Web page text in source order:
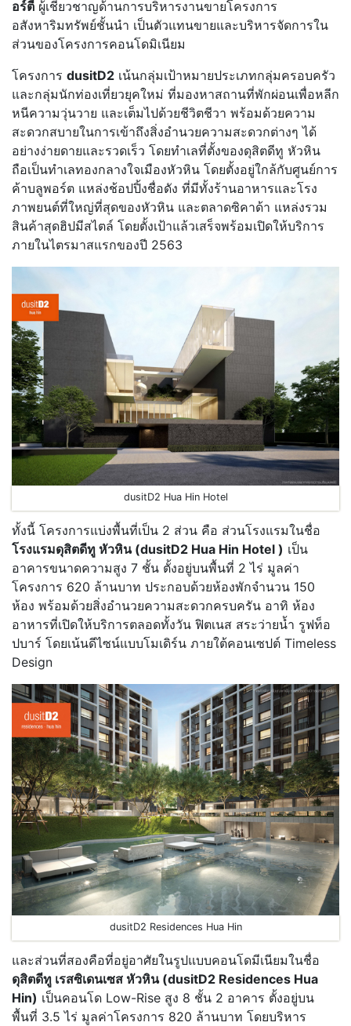
อร์ตี้ ผู้เชี่ยวชาญด้านการบริหารงานขายโครงการ
อสังหาริมทรัพย์ชั้นนำ เป็นตัวแทนขายและบริหารจัดการใน
ส่วนของโครงการคอนโดมิเนียม
โครงการ dusitD2 เน้นกลุ่มเป้าหมายประเภทกลุ่มครอบครัว
และกลุ่มนักท่องเที่ยวยุคใหม่ ที่มองหาสถานที่พักผ่อนเพื่อหลีก
หนีความวุ่นวาย และเต็มไปด้วยชีวิตชีวา พร้อมด้วยความ
สะดวกสบายในการเข้าถึงสิ่งอำนวยความสะดวกต่างๆ ได้
อย่างง่ายดายและรวดเร็ว โดยทำเลที่ตั้งของดุสิตดีทู หัวหิน
ถือเป็นทำเลทองกลางใจเมืองหัวหิน โดยตั้งอยู่ใกล้กับศูนย์การ
ค้าบลูพอร์ต แหล่งช้อปปิ้งชื่อดัง ที่มีทั้งร้านอาหารและโรง
ภาพยนต์ที่ใหญ่ที่สุดของหัวหิน และตลาดซิคาด้า แหล่งรวม
สินค้าสุดฮิปมีสไตล์ โดยตั้งเป้าแล้วเสร็จพร้อมเปิดให้บริการ
ภายในไตรมาสแรกของปี 2563
dusitD2 Hua Hin Hotel
ทั้งนี้ โครงการแบ่งพื้นที่เป็น 2 ส่วน คือ ส่วนโรงแรมในชื่อ
โรงแรมดุสิตดีทู หัวหิน (dusitD2 Hua Hin Hotel ) เป็น
อาคารขนาดความสูง 7 ชั้น ตั้งอยู่บนพื้นที่ 2 ไร่ มูลค่า
โครงการ 620 ล้านบาท ประกอบด้วยห้องพักจำนวน 150
ห้อง พร้อมด้วยสิ่งอำนวยความสะดวกครบครัน อาทิ ห้อง
อาหารที่เปิดให้บริการตลอดทั้งวัน ฟิตเนส สระว่ายน้ำ รูฟท็อ
ปบาร์ โดยเน้นดีไซน์แบบโมเดิร์น ภายใต้คอนเซปต์ Timeless
Design
dusitD2 Residences Hua Hin
และส่วนที่สองคือที่อยู่อาศัยในรูปแบบคอนโดมีเนียมในชื่อ
ดุสิตดีทู เรสซิเดนเซส หัวหิน (dusitD2 Residences Hua
Hin) เป็นคอนโด Low-Rise สูง 8 ชั้น 2 อาคาร ตั้งอยู่บน
พื้นที่ 3.5 ไร่ มูลค่าโครงการ 820 ล้านบาท โดยบริหาร